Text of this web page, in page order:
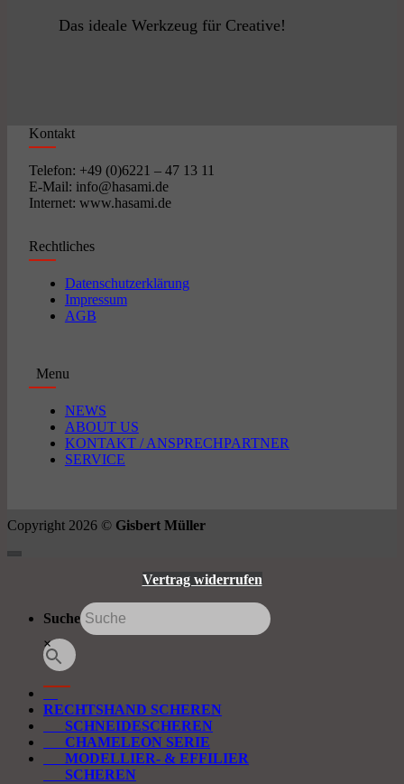
Das ideale Werkzeug für Creative!
Kontakt
Telefon: +49 (0)6221 – 47 13 11
E-Mail: info@hasami.de
Internet: www.hasami.de
Rechtliches
Datenschutzerklärung
Impressum
AGB
Menu
NEWS
ABOUT US
KONTAKT / ANSPRECHPARTNER
SERVICE
Copyright 2026 © Gisbert Müller
Vertrag widerrufen
Suche
×
RECHTSHAND SCHEREN
SCHNEIDESCHEREN
CHAMELEON SERIE
MODELLIER- & EFFILIER
SCHEREN